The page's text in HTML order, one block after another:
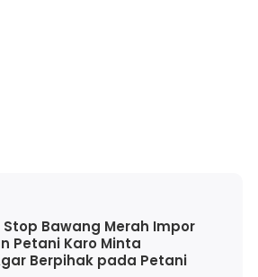
Stop Bawang Merah Impor
Petani Karo Minta
Berpihak pada Petani